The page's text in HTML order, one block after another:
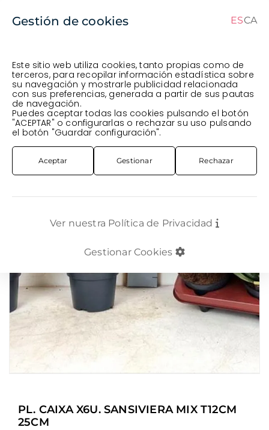
CAES
Pedido en curso (Previsto para el dia) ·
Transportista
Ver Pedido
PLANTA INTERIOR PL. CAIXA X6U. SANSIVIERA MIX T12CM 25CM
PL. CAIXA X6U. SANSIVIERA MIX T12CM
25CM
Gestión de cookies ESCA
Este sitio web utiliza cookies, tanto propias como de
terceros, para recopilar información estadística sobre
su navegación y mostrarle publicidad relacionada
con sus preferencias, generada a partir de sus pautas
de navegación.
Puedes aceptar todas las cookies pulsando el botón
"ACEPTAR" o configurarlas o rechazar su uso pulsando
el botón "Guardar configuración".
Aceptar Gestionar Rechazar
Ver nuestra Política de Privacidad
Gestionar Cookies